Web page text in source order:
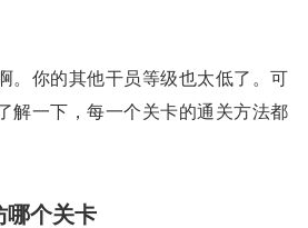
。你的其他干员等级也太低了。可
解一下，每一个关卡的通关方法都
哪个关卡